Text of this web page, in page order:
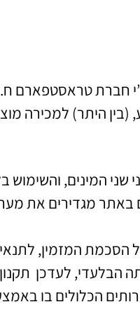
ח.פ. 515902443 (להלן: “הנהלת האתר” או
היתר) למכירה
שני המינים,
באתר מגדירים את
המזמין,
הבלעדי, לעדכן
הכלולים בו